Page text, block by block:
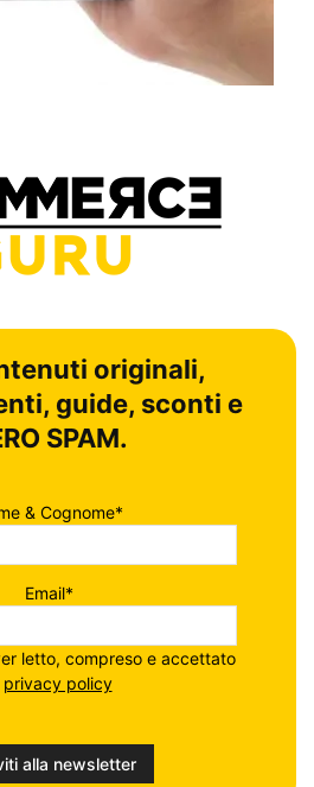
originali,
guide, sconti e
SPAM.
& Cognome*
Email*
letto, compreso e accettato
privacy policy